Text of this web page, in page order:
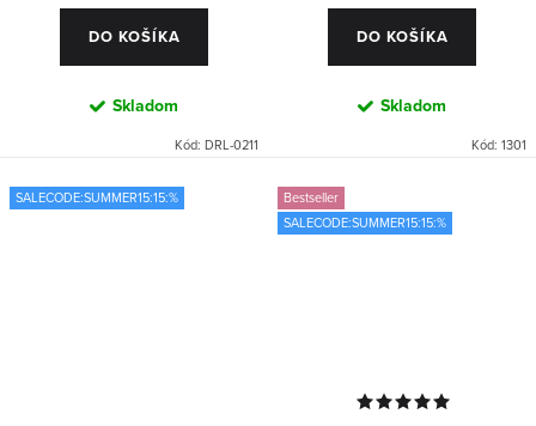
DO KOŠÍKA
Skladom
Kód: DRL-0211
DO KOŠÍKA
Skladom
Kód: 1301
SALECODE:SUMMER15:15:%
Bestseller
SALECODE:SUMMER15:15:%